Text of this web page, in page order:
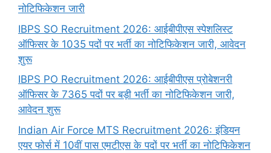
नोटिफिकेशन जारी
IBPS SO Recruitment 2026: आईबीपीएस स्पेशलिस्ट
ऑफिसर के 1035 पदों पर भर्ती का नोटिफिकेशन जारी, आवेदन
शुरू
IBPS PO Recruitment 2026: आईबीपीएस प्रोबेशनरी
ऑफिसर के 7365 पदों पर बड़ी भर्ती का नोटिफिकेशन जारी,
आवेदन शुरू
Indian Air Force MTS Recruitment 2026: इंडियन
एयर फोर्स में 10वीं पास एमटीएस के पदों पर भर्ती का नोटिफिकेशन